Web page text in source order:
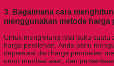
3. Bagaimana cara
menggunakan metode harga
Untuk menghitung nilai buku suatu
harga perolehan, Anda perlu
depresiasi dari harga pembelian
umur manfaat aset, dan